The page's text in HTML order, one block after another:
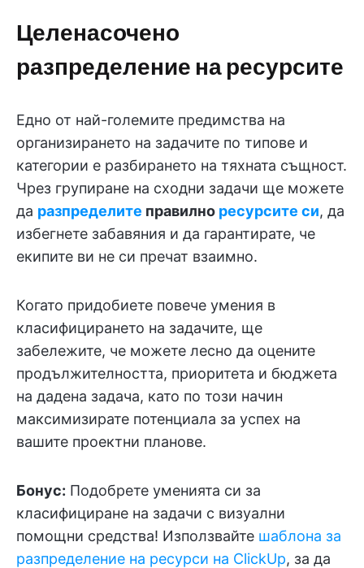
Целенасочено
разпределение на ресурсите
Едно от най-големите предимства на
организирането на задачите по типове и
категории е разбирането на тяхната същност.
Чрез групиране на сходни задачи ще можете
да разпределите правилно ресурсите си, да
избегнете забавяния и да гарантирате, че
екипите ви не си пречат взаимно.
Когато придобиете повече умения в
класифицирането на задачите, ще
забележите, че можете лесно да оцените
продължителността, приоритета и бюджета
на дадена задача, като по този начин
максимизирате потенциала за успех на
вашите проектни планове.
Бонус: Подобрете уменията си за
класифициране на задачи с визуални
помощни средства! Използвайте шаблона за
разпределение на ресурси на ClickUp, за да